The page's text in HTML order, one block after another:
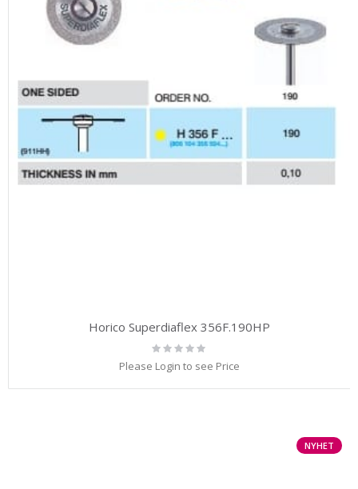
Horico Superdiaflex 356F.190HP
Rating:
0%
Please Login to see Price
NYHET